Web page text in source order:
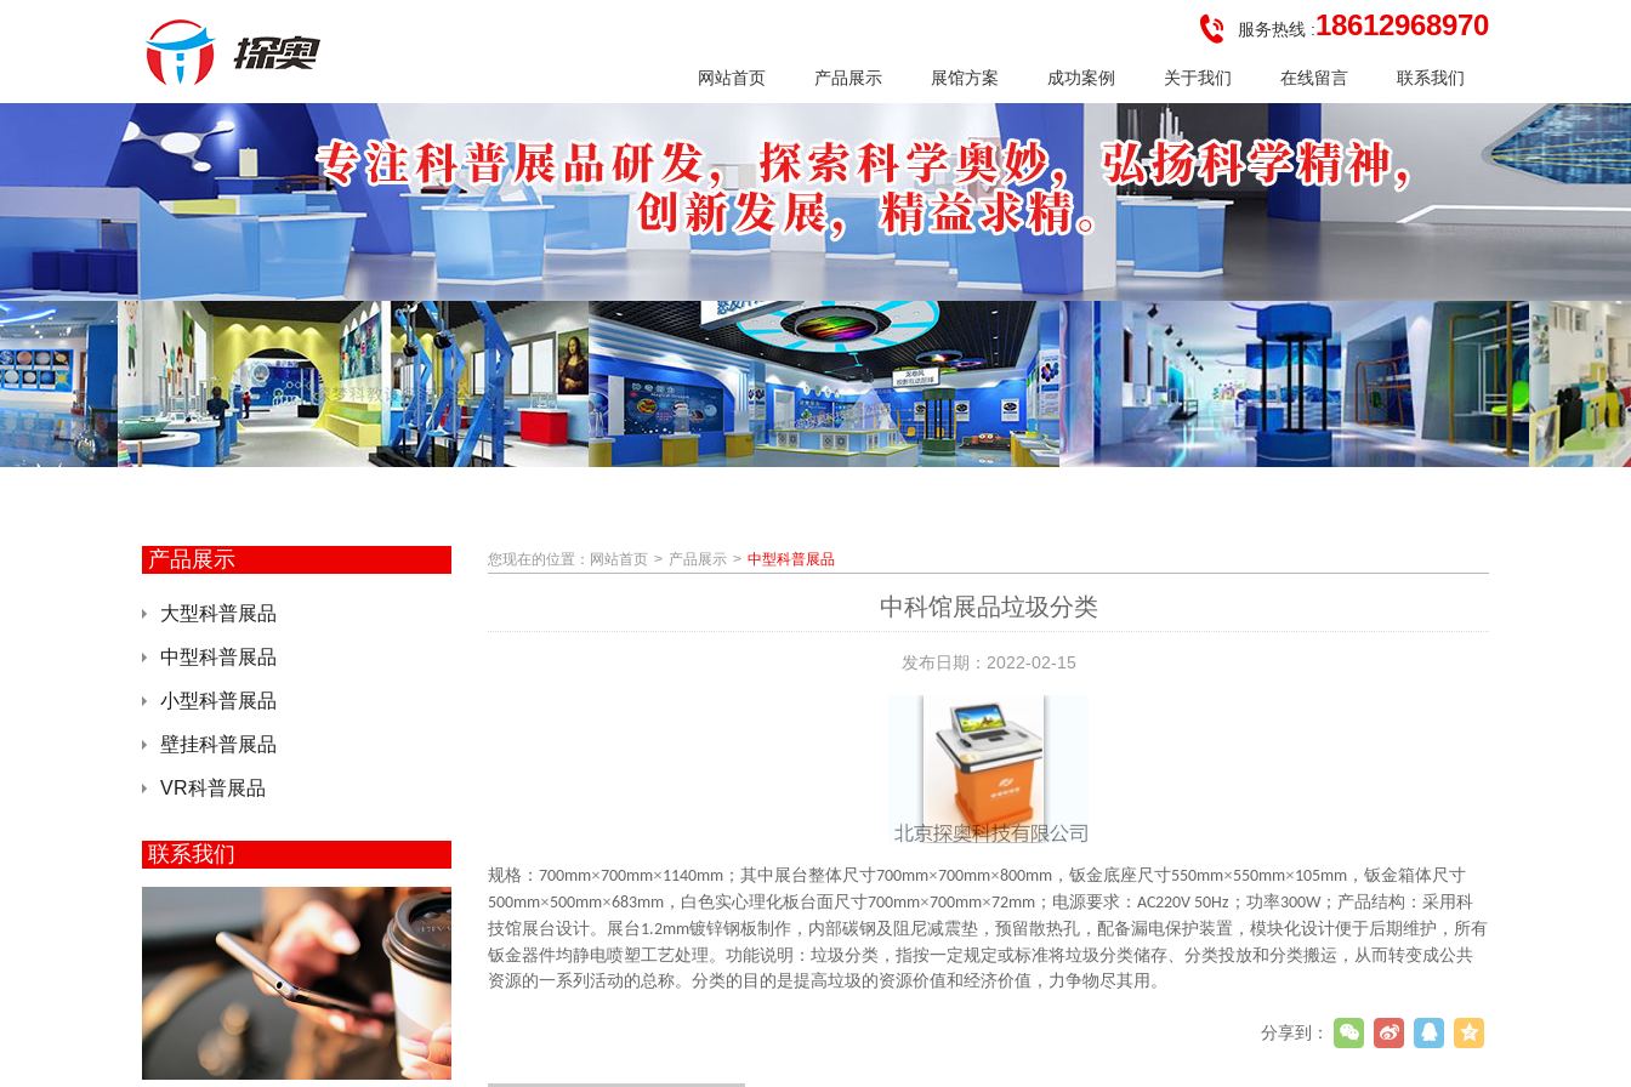
网站首页 产品展示 展馆方案 成功案例 关于我们 在线留言 联系我们
服务热线 :18612968970
产品展示
大型科普展品
中型科普展品
小型科普展品
壁挂科普展品
VR科普展品
联系我们
您现在的位置： 网站首页 产品展示 中型科普展品
中科馆展品垃圾分类
发布日期：2022-02-15
规格： 700mm×700mm×1140mm ；其中展台整体尺寸700mm×700mm×800mm ，钣金底座尺寸550mm×550mm×105mm ，钣金箱体尺寸
500mm×500mm×683mm ，白色实心理化板台面尺寸700mm×700mm×72mm ；电源要求： AC220V 50Hz ；功率300W；产品结构：采用科
技馆展台设计。展台1.2mm镀锌钢板制作，内部碳钢及阻尼减震垫，预留散热孔，配备漏电保护装置，模块化设计便于后期维护，所有
钣金器件均静电喷塑工艺处理。功能说明：垃圾分类，指按一定规定或标准将垃圾分类储存、分类投放和分类搬运，从而转变成公共
资源的一系列活动的总称。分类的目的是提高垃圾的资源价值和经济价值，力争物尽其用。
分享到：